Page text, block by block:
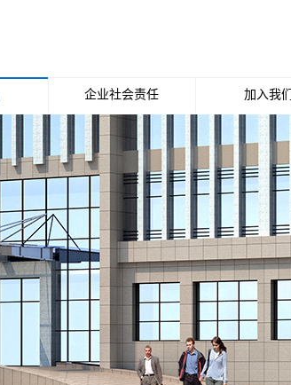
企业社会责任 加入我们
招聘职位